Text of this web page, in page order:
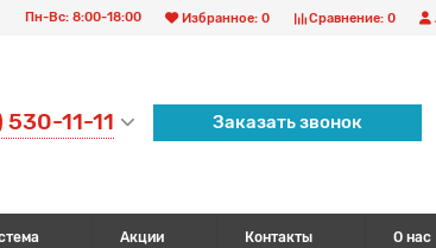
Сравнение: 0
Избранное: 0
Пн-Вс: 8:00-18:00
530-11-11 Заказать звонок
Акции Контакты О нас